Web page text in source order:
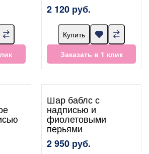
2 120 руб.
Купить
Заказать в 1 клик
Шар баблс с
надписью и
фиолетовыми
перьями
2 950 руб.